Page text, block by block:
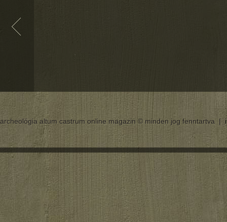
archeológia altum castrum online magazin © minden jog fenntartva |